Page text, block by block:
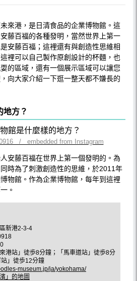
來港，是日清食品的企業博物館。這
藤百福的各種發明，當然世界上第一
安藤百福；這裡還有與創造性思維相
裡可以自己製作原創設計的杯麵，也
的區域，還有一個展示區域可以讓您
向大家介紹一下逛一整天都不嫌長的
地方？
/ embedded from Instagram
安藤百福在世界上第一個發明的。為
時為了刺激創造性的思維，於2011年
物館。作為企業博物館，每年到這裡
。
新港2-3-4
港站」徒歩8分鐘；「馬車道站」徒歩8分
」徒歩12分鐘
museum.jp/ja/yokohama/
」的地圖